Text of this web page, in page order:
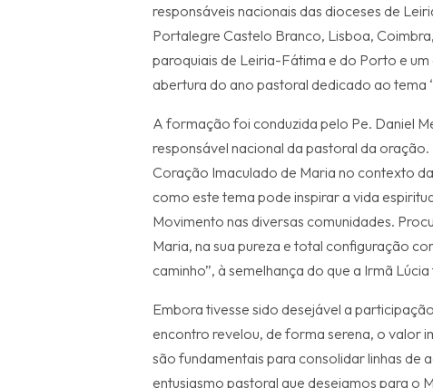
responsáveis nacionais das dioceses de
Portalegre Castelo Branco, Lisboa,
paroquiais de Leiria-Fátima e do Porto e
abertura do ano pastoral dedicado ao tema
A formação foi conduzida pelo Pe. Daniel
responsável nacional da pastoral da
Coração Imaculado de Maria no contexto
como este tema pode inspirar a vida
Movimento nas diversas comunidades.
Maria, na sua pureza e total configuração
caminho”, à semelhança do que a Irmã
Embora tivesse sido desejável a
encontro revelou, de forma serena, o valor
são fundamentais para consolidar linhas
entusiasmo pastoral que desejamos para o